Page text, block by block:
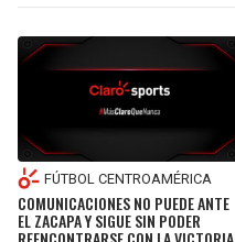
FÚTBOL CENTROAMÉRICA
COMUNICACIONES NO PUEDE ANTE
EL ZACAPA Y SIGUE SIN PODER